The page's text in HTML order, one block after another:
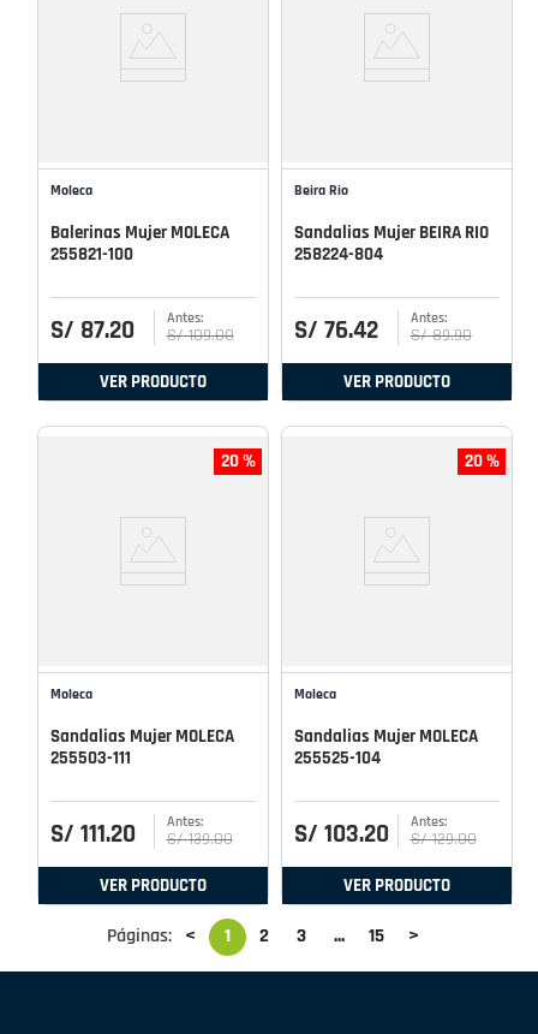
Moleca
Balerinas Mujer MOLECA
255821-100
S/ 87.20 S/ 109.00
VER PRODUCTO
Beira Rio
Sandalias Mujer BEIRA RIO
258224-804
S/ 76.42 S/ 89.90
VER PRODUCTO
20 %
Moleca
Sandalias Mujer MOLECA
255503-111
S/ 111.20 S/ 139.00
VER PRODUCTO
20 %
Moleca
Sandalias Mujer MOLECA
255525-104
S/ 103.20 S/ 129.00
VER PRODUCTO
Páginas: < 1 2 3 ... 15 >